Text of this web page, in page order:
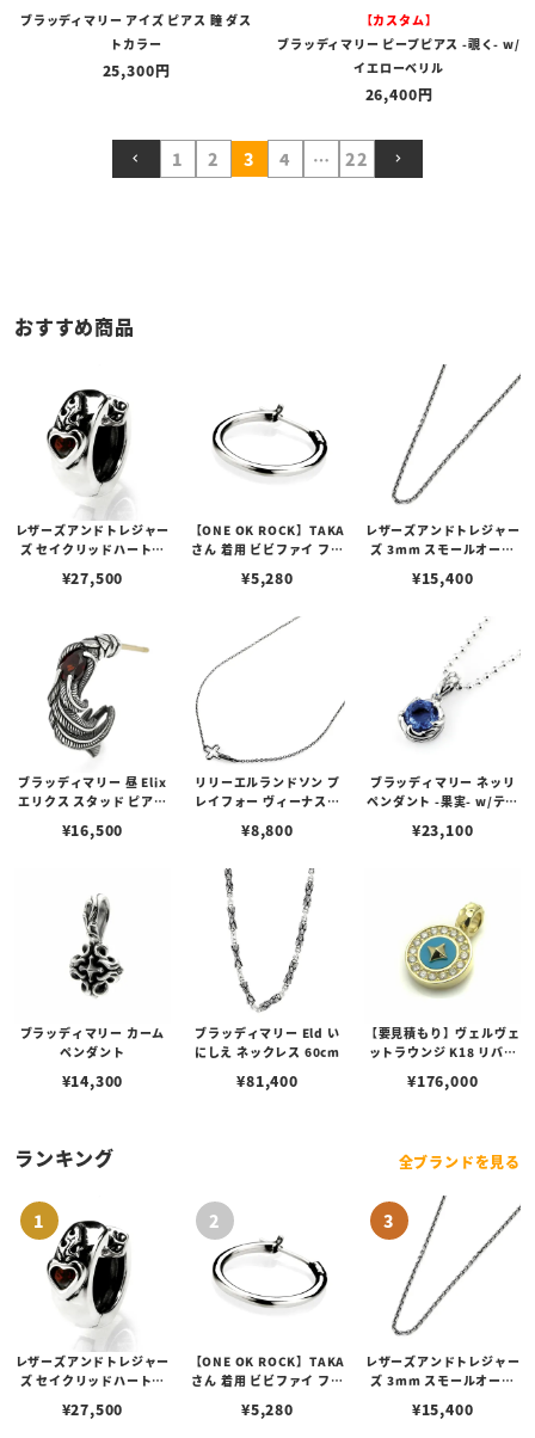
ブラッディマリー アイズ ピアス 瞳 ダス
トカラー
25,300
【カスタム】
ブラッディマリー ピープピアス -覗く- w/
イエローベリル
26,400
1 2 3 4 … 22
おすすめ商品
レザーズアンドトレジャー
ズ セイクリッドハートピ
¥27,500
【ONE OK ROCK】TAKA
さん 着用 ビビファイ フー
¥5,280
レザーズアンドトレジャー
ズ 3mm スモールオーバ
ブスタークラスプ＆LTロ
¥15,400
ブラッディマリー 昼 Elix
エリクス スタッド ピアス
¥16,500
リリーエルランドソン プ
レイフォー ヴィーナスチ
¥8,800
ブラッディマリー ネッリ
ペンダント -果実- w/ティ
¥23,100
ブラッディマリー カーム
ペンダント
¥14,300
ブラッディマリー Eld い
にしえ ネックレス 60cm
¥81,400
【要見積もり】ヴェルヴェ
ットラウンジ K18 リバテ
ターコイズ
¥176,000
ランキング 全ブランドを見る
レザーズアンドトレジャー
ズ セイクリッドハートピ
¥27,500
【ONE OK ROCK】TAKA
さん 着用 ビビファイ フー
¥5,280
レザーズアンドトレジャー
ズ 3mm スモールオーバ
ブスタークラスプ＆LTロ
¥15,400